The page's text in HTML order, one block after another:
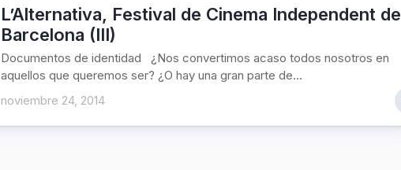
L’Alternativa, Festival de Cinema Independent de
Barcelona (III)
Documentos de identidad ¿Nos convertimos acaso todos nosotros en
aquellos que queremos ser? ¿O hay una gran parte de...
noviembre 24, 2014